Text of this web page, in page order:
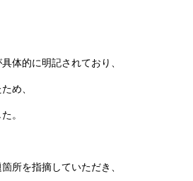
体的に明記されており、
め、
。
所を指摘していただき、